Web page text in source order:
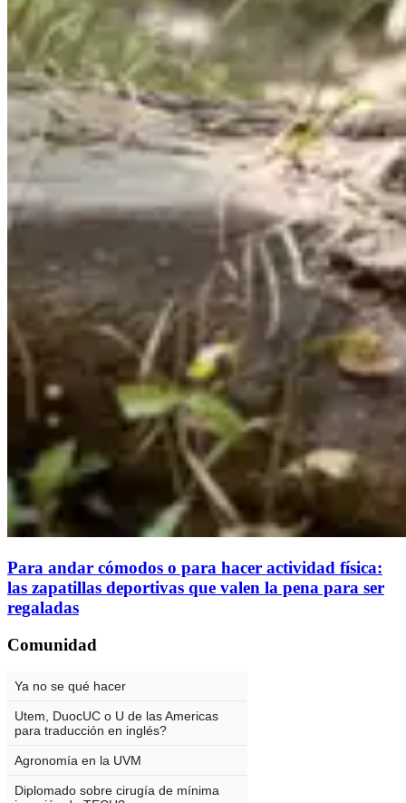
Para andar cómodos o para hacer actividad física:
las zapatillas deportivas que valen la pena para ser
regaladas
Comunidad